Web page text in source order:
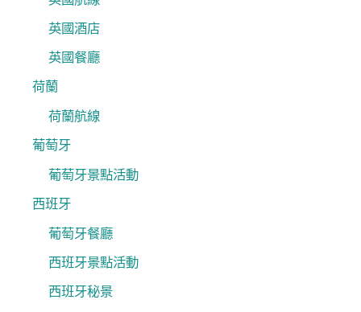
英國酒店
英國餐廳
荷蘭
荷蘭航線
葡萄牙
葡萄牙景點活動
西班牙
葡萄牙餐廳
西班牙景點活動
西班牙秘景